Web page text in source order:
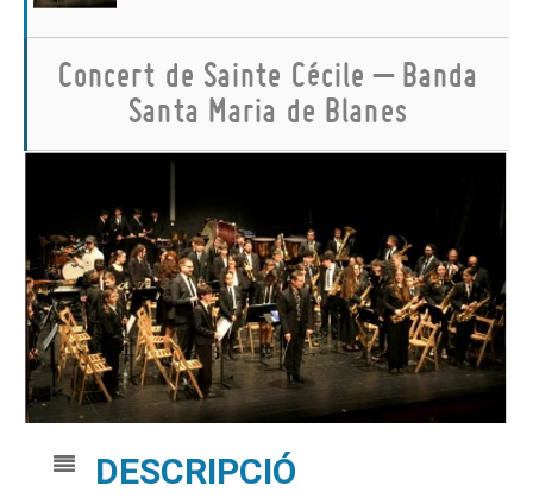
Concert de Sainte Cécile – Banda
Santa Maria de Blanes
DESCRIPCIÓ